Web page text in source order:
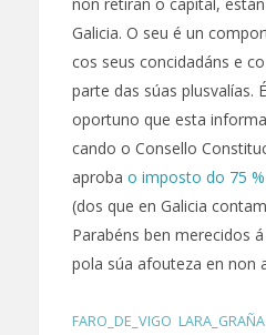
Galicia. O seu é un
cos seus concidadáns e
parte das súas plusvalías.
oportuno que esta
cando o Consello
aproba o imposto do 75
(dos que en Galicia
Parabéns ben merecidos
pola súa afouteza en non
FARO_DE_VIGO LARA_GRAÑA,